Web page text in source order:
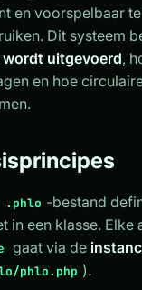
en voorspelbaar
Dit systeem
uitgevoerd,
en hoe
.phlo -bestand
in een klasse. Elke
gaat via de
phlo.php ).